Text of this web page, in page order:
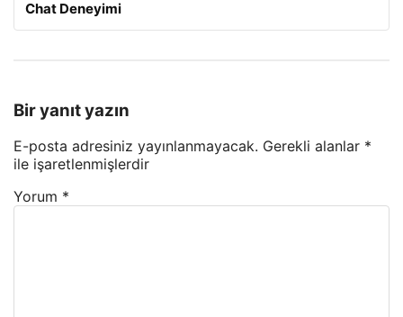
Chat Deneyimi
Bir yanıt yazın
E-posta adresiniz yayınlanmayacak. Gerekli alanlar *
ile işaretlenmişlerdir
Yorum *